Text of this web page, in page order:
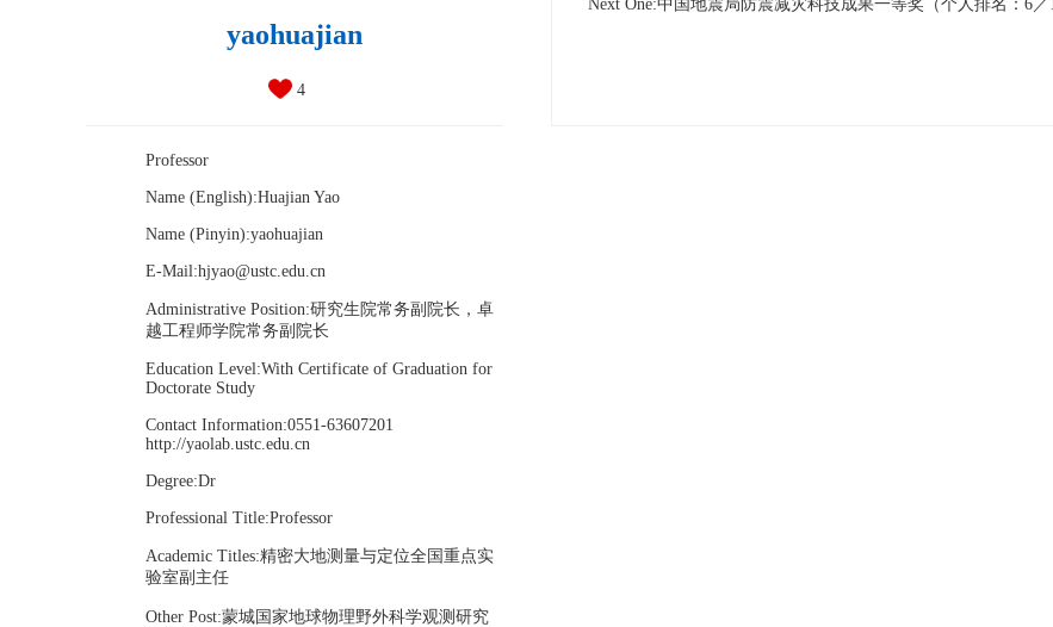
yaohuajian
4
Professor
Name (English):Huajian Yao
Name (Pinyin):yaohuajian
E-Mail:hjyao@ustc.edu.cn
Administrative Position:研究生院常务副院长，卓
越工程师学院常务副院长
Education Level:With Certificate of Graduation for
Doctorate Study
Contact Information:0551-63607201
http://yaolab.ustc.edu.cn
Degree:Dr
Professional Title:Professor
Academic Titles:精密大地测量与定位全国重点实
验室副主任
Other Post:蒙城国家地球物理野外科学观测研究
Next One:中国地震局防震减灾科技成果一等奖（个人排名：6／